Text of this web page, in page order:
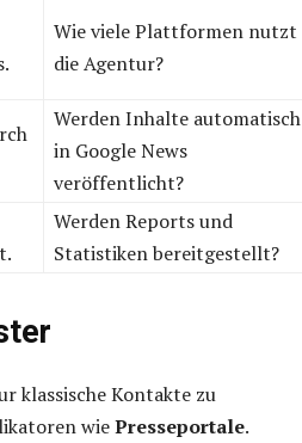
Wie viele Plattformen nutzt
die Agentur?
Werden Inhalte automatisch
in Google News
veröffentlicht?
Werden Reports und
Statistiken bereitgestellt?
klassische Kontakte zu
wiePresseportale.